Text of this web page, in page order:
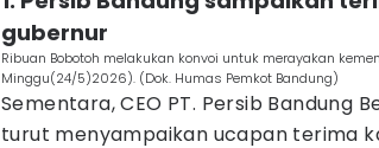
gubernur
Ribuan Bobotoh melakukan konvoi untuk merayakan
Minggu(24/5)2026). (Dok. Humas Pemkot Bandung)
Sementara, CEO PT. Persib Bandung
turut menyampaikan ucapan terima